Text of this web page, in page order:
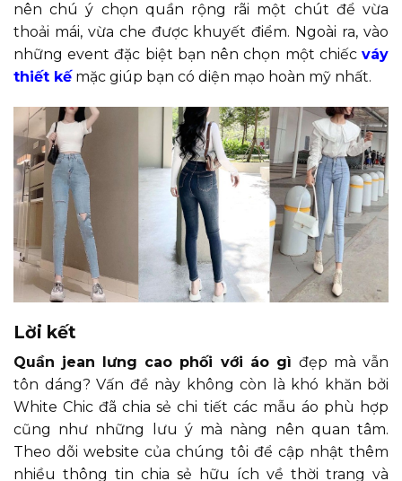
nên chú ý chọn quần rộng rãi một chút để vừa
thoải mái, vừa che được khuyết điểm. Ngoài ra, vào
những event đặc biệt bạn nên chọn một chiếc váy
thiết kếmặc giúp bạn có diện mạo hoàn mỹ nhất.
Lời kết
Quần jean lưng cao phối với áo gì đẹp mà vẫn
tôn dáng? Vấn đề này không còn là khó khăn bởi
White Chic đã chia sẻ chi tiết các mẫu áo phù hợp
cũng như những lưu ý mà nàng nên quan tâm.
Theo dõi website của chúng tôi để cập nhật thêm
nhiều thông tin chia sẻ hữu ích về thời trang và